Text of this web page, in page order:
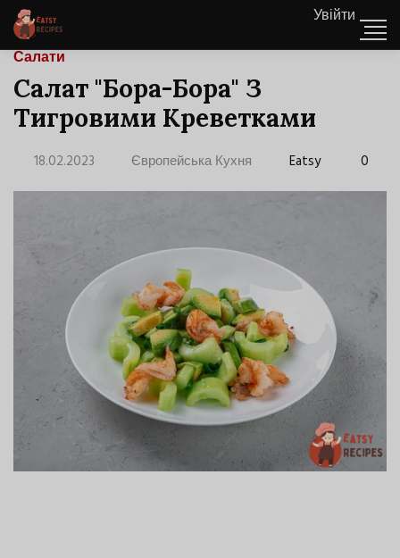
Увійти
Салати
Салат "Бора-Бора" З
Тигровими Креветками
18.02.2023 Європейська Кухня Eatsy 0